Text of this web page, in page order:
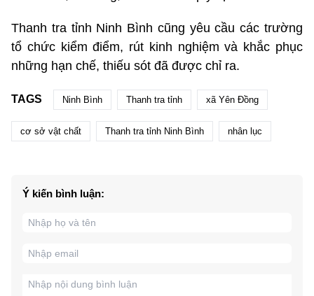
Thanh tra tỉnh Ninh Bình cũng yêu cầu các trường
tổ chức kiểm điểm, rút kinh nghiệm và khắc phục
những hạn chế, thiếu sót đã được chỉ ra.
TAGS Ninh Bình Thanh tra tỉnh xã Yên Đồng
cơ sở vật chất Thanh tra tỉnh Ninh Bình nhân lục
Ý kiến bình luận: